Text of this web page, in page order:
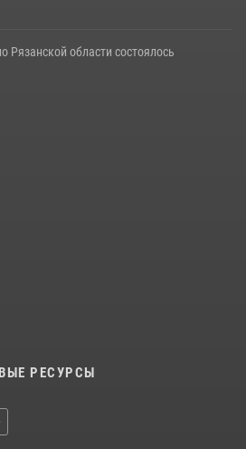
Рязанской области состоялось
РЕСУРСЫ